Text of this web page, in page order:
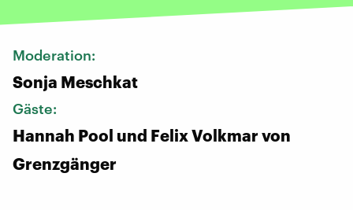
Moderation:
Sonja Meschkat
Gäste:
Hannah Pool und Felix Volkmar von
Grenzgänger